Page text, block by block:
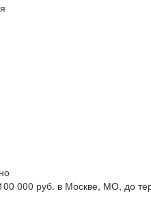
000 руб. в Москве, МО, до